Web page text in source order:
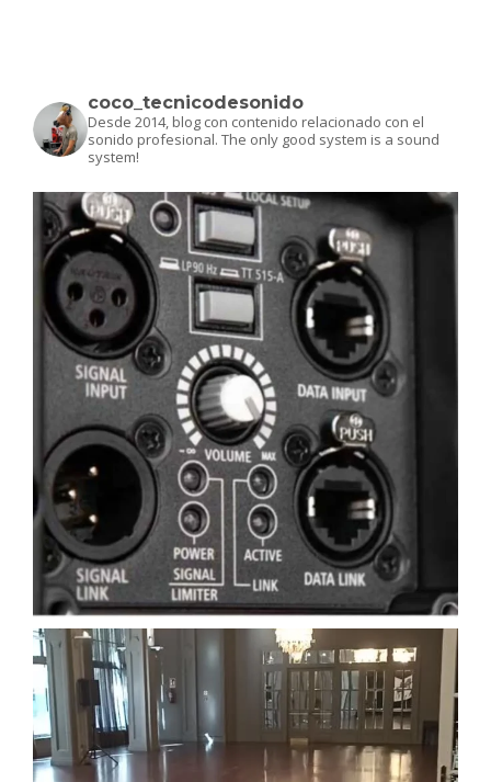
coco_tecnicodesonido
Desde 2014, blog con contenido relacionado con el
sonido profesional. The only good system is a sound
system!